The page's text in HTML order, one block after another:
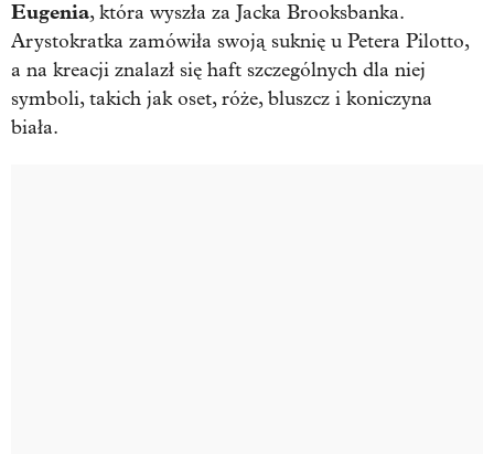
Eugenia, która wyszła za Jacka Brooksbanka.
Arystokratka zamówiła swoją suknię u Petera Pilotto,
a na kreacji znalazł się haft szczególnych dla niej
symboli, takich jak oset, róże, bluszcz i koniczyna
biała.